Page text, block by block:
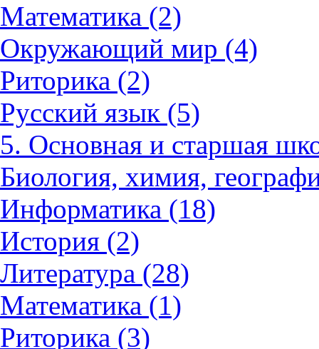
Математика (2)
Окружающий мир (4)
Риторика (2)
Русский язык (5)
5. Основная и старшая
Биология, химия,
Информатика (18)
История (2)
Литература (28)
Математика (1)
Риторика (3)